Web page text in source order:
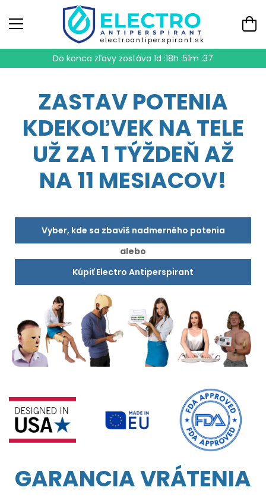
electroantiperspirant.sk
Do konca zľavy zostáva 1d :18h :51m :36
ZASTAV POTENIA
KDEKOĽVEK NA TELE
UŽ ZA 1 TÝŽDEŇ AŽ
NA 11 MESIACOV!
Vyber, kde sa zbavíš nadmerného potenia
alebo
Kúpiť Electro Antiperspirant
GARANCIA VRÁTENIA